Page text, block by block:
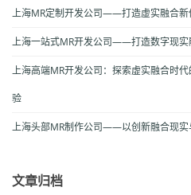
上海MR定制开发公司——打造虚实融合新
上海一站式MR开发公司——打造数字现实
上海高端MR开发公司：探索虚实融合时
验
上海头部MR制作公司——以创新融合现实
文章归档